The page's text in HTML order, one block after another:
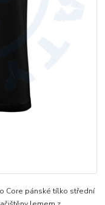
Core pánské tílko střední